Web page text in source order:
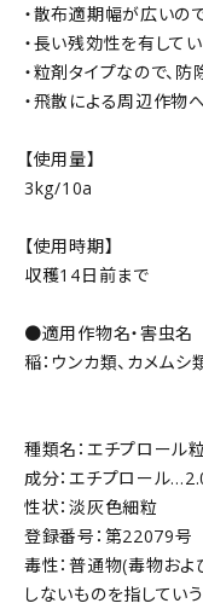
・散布適期幅が広いの
・長い残効性を有して
・粒剤タイプなので、
・飛散による周辺作物
【使用量】
3kg/10a
【使用時期】
収穫14日前まで
●適用作物名・害虫名
稲：ウンカ類、カメムシ
種類名：エチプロール
成分：エチプロール
性状：淡灰色細粒
登録番号：第22079号
毒性：普通物(毒物およ
しないものを指してい